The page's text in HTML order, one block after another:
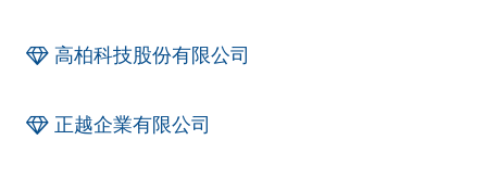
高柏科技股份有限公司
正越企業有限公司